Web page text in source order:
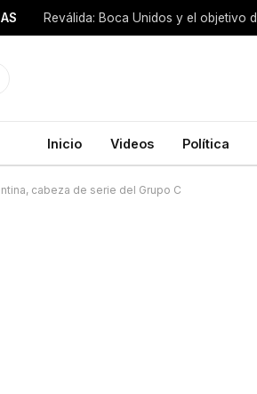
Reválida: Boca Unidos y el objetivo
Inicio Videos Política
cabeza de serie del Grupo C